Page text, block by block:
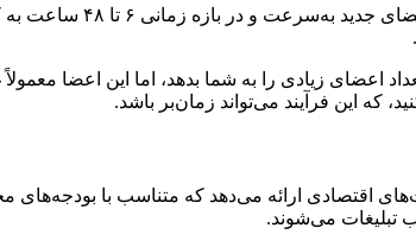
با خرید ممبر
اعضای زیادی را به شما بدهد، اما این اعضا
که این فرآیند می‌تواند زمان‌بر باشد.
اقتصادی ارائه می‌دهد که متناسب با
تبلیغات می‌شوند.